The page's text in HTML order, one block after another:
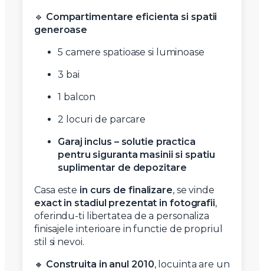
🔹 Compartimentare eficienta si spatii
generoase
5 camere spatioase si luminoase
3 bai
1 balcon
2 locuri de parcare
Garaj inclus – solutie practica
pentru siguranta masinii si spatiu
suplimentar de depozitare
Casa este in curs de finalizare, se vinde
exact in stadiul prezentat in fotografii,
oferindu-ti libertatea de a personaliza
finisajele interioare in functie de propriul
stil si nevoi.
🔸 Construita in anul 2010, locuinta are un